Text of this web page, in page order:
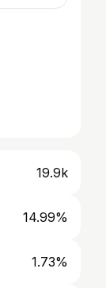
19.9k
14.99%
1.73%